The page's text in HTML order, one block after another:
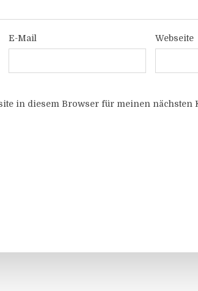
E-Mail Webseite
in diesem Browser für meinen nächsten